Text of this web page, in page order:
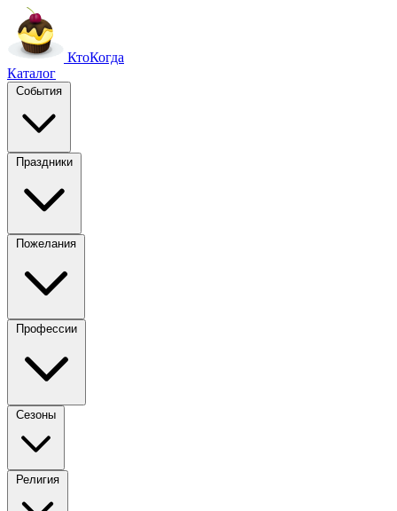
КтоКогда
Каталог
События
Праздники
Пожелания
Профессии
Сезоны
Религия